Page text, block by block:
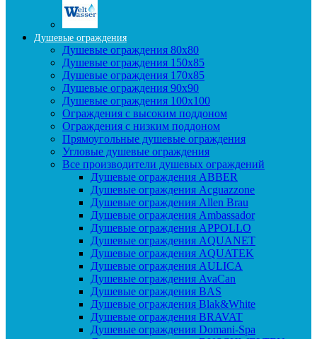
Душевые ограждения
Душевые ограждения 80x80
Душевые ограждения 150x85
Душевые ограждения 170x85
Душевые ограждения 90x90
Душевые ограждения 100x100
Ограждения с высоким поддоном
Ограждения с низким поддоном
Прямоугольные душевые ограждения
Угловые душевые ограждения
Все производители душевых ограждений
Душевые ограждения ABBER
Душевые ограждения Acguazzone
Душевые ограждения Allen Brau
Душевые ограждения Ambassador
Душевые ограждения APPOLLO
Душевые ограждения AQUANET
Душевые ограждения AQUATEK
Душевые ограждения AULICA
Душевые ограждения AvaCan
Душевые ограждения BAS
Душевые ограждения Blak&White
Душевые ограждения BRAVAT
Душевые ограждения Domani-Spa